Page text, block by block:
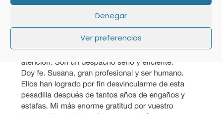
Denegar
Ver preferencias